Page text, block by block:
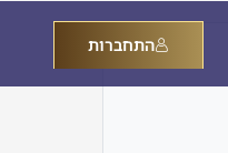
התחברות